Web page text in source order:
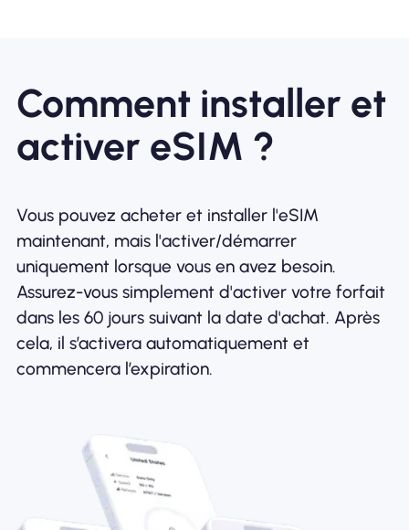
Comment installer et
activer eSIM ?
Vous pouvez acheter et installer l'eSIM
maintenant, mais l'activer/démarrer
uniquement lorsque vous en avez besoin.
Assurez-vous simplement d'activer votre forfait
dans les 60 jours suivant la date d'achat. Après
cela, il s’activera automatiquement et
commencera l’expiration.